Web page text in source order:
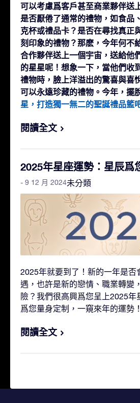
可以考慮爲客戶甚至商業夥伴送
是否厭倦了通常的禮物，如食品
克杯或禮品卡？是否在尋找真正
刻印象的禮物？那麽，今年何不
合作夥伴送上一個宇宙，送給他
的星星呢！想象一下，當他們收
禮物時，臉上洋溢出的驚喜與喜
可以永遠珍藏的禮物。今年，擺
星，打造獨一無二的聖誕禮品籃
閱讀全文
2025年星座運勢：星辰爲
未分類
- 9 12 月 2024
2025年就要到了！新的一年是否
遇，也許是新的戀情、職業轉變
險？我們很高興爲您呈上2025
爲您量身定制，一窺來年的運勢！
閱讀全文